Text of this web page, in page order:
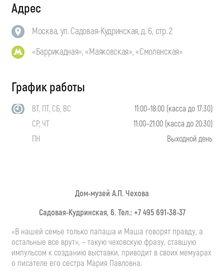
Адрес
Москва, ул. Садовая-Кудринская, д. 6, стр. 2
«Баррикадная», «Маяковская», «Смоленская»
График работы
ВТ, ПТ, СБ, ВС
11:00–18:00 (касса до 17:30)
СР, ЧТ
11:00–21:00 (касса до 20:30)
ПН
Выходной день
Дом-музей А.П. Чехова
Садовая-Кудринская, 6. Тел.: +7 495 691-38-37
«В нашей семье только папаша и Маша говорят правду, а
остальные все врут», – такую чеховскую фразу, ставшую
импульсом к созданию выставки, приводит в своих мемуарах
о писателе его сестра Мария Павловна.